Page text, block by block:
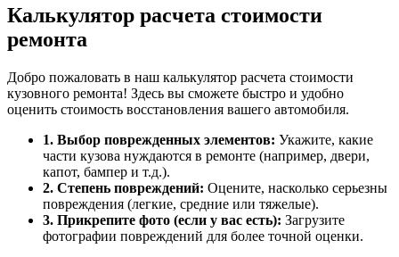
Калькулятор расчета стоимости
ремонта
Добро пожаловать в наш калькулятор расчета стоимости
кузовного ремонта! Здесь вы сможете быстро и удобно
оценить стоимость восстановления вашего автомобиля.
1. Выбор поврежденных элементов: Укажите, какие
части кузова нуждаются в ремонте (например, двери,
капот, бампер и т.д.).
2. Степень повреждений: Оцените, насколько серьезны
повреждения (легкие, средние или тяжелые).
3. Прикрепите фото (если у вас есть): Загрузите
фотографии повреждений для более точной оценки.